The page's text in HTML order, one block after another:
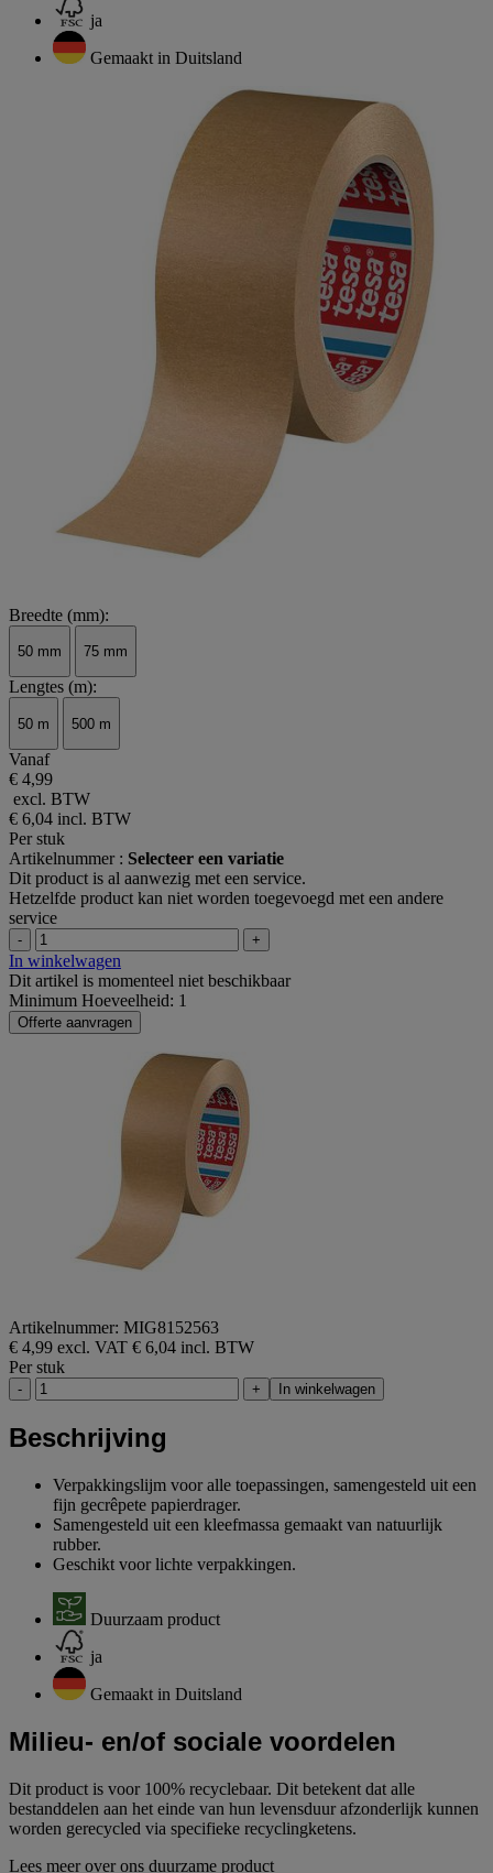
ja
Gemaakt in Duitsland
Breedte (mm):
50 mm 75 mm
Lengtes (m):
50 m 500 m
Vanaf
€ 4,99
excl. BTW
€ 6,04 incl. BTW
Per stuk
Artikelnummer : Selecteer een variatie
Dit product is al aanwezig met een service.
Hetzelfde product kan niet worden toegevoegd met een andere
service
- +
In winkelwagen
Dit artikel is momenteel niet beschikbaar
Minimum Hoeveelheid: 1
Offerte aanvragen
Artikelnummer: MIG8152563
€ 4,99 excl. VAT € 6,04 incl. BTW
Per stuk
- + In winkelwagen
Beschrijving
Verpakkingslijm voor alle toepassingen, samengesteld uit een
fijn gecrêpete papierdrager.
Samengesteld uit een kleefmassa gemaakt van natuurlijk
rubber.
Geschikt voor lichte verpakkingen.
Duurzaam product
ja
Gemaakt in Duitsland
Milieu- en/of sociale voordelen
Dit product is voor 100% recyclebaar. Dit betekent dat alle
bestanddelen aan het einde van hun levensduur afzonderlijk kunnen
worden gerecycled via specifieke recyclingketens.
Lees meer over ons duurzame product